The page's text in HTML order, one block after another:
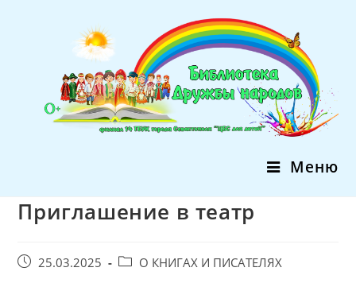
Меню
Приглашение в театр
Запись25.03.2025
PostО КНИГАХ И ПИСАТЕЛЯХ